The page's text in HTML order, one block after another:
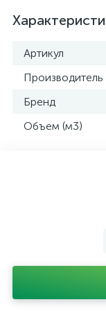
Артикул
Производитель
Бренд
Объем (м3)